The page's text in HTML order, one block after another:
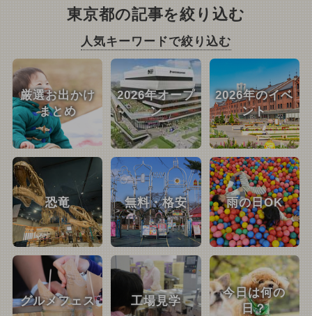
東京都の記事を絞り込む
人気キーワードで絞り込む
厳選お出かけ
まとめ
2026年オープ
ン
2026年のイベ
ント
恐竜 無料・格安 雨の日OK
グルメフェス 工場見学
今日は何の
日？